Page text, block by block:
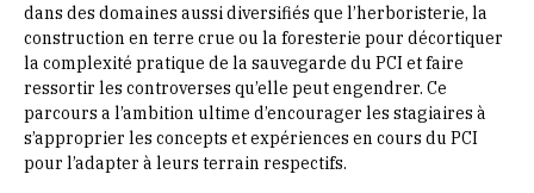
dans des domaines aussi diversifiés que l’herboristerie, la
construction en terre crue ou la foresterie pour décortiquer
la complexité pratique de la sauvegarde du PCI et faire
ressortir les controverses qu’elle peut engendrer. Ce
parcours a l’ambition ultime d’encourager les stagiaires à
s’approprier les concepts et expériences en cours du PCI
pour l’adapter à leurs terrain respectifs.